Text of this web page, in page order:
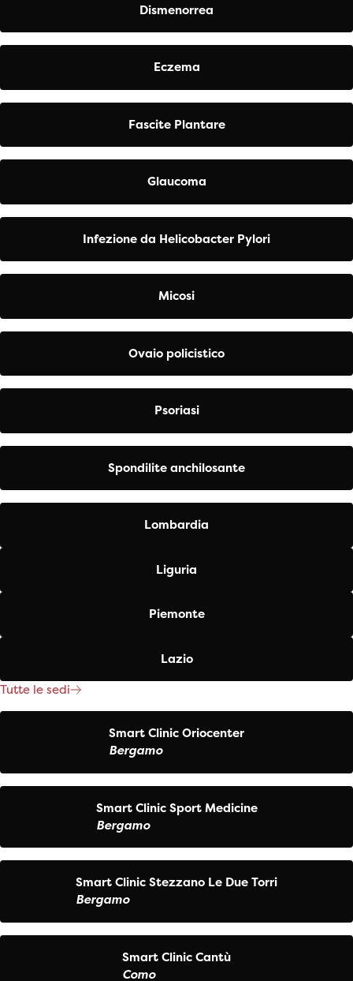
Dismenorrea
Eczema
Fascite Plantare
Glaucoma
Infezione da Helicobacter Pylori
Micosi
Ovaio policistico
Psoriasi
Spondilite anchilosante
Lombardia
Liguria
Piemonte
Lazio
Tutte le sedi
Smart Clinic Oriocenter
Bergamo
Smart Clinic Sport Medicine
Bergamo
Smart Clinic Stezzano Le Due Torri
Bergamo
Smart Clinic Cantù
Como